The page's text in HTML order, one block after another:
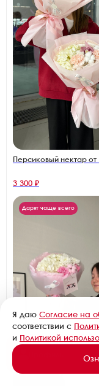
Персиковый нектар от
3 300 ₽
Дарят чаще всего
Я даю Согласие на
соответствии с
и Политикой